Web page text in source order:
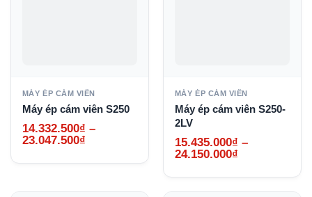
MÁY ÉP CÁM VIÊN
Máy ép cám viên S250
14.332.500₫ –
23.047.500₫Khoảng
từ
MÁY ÉP CÁM VIÊN
Máy ép cám viên S250-
2LV
15.435.000₫ –
24.150.000₫Khoảng
từ
15.435.000₫